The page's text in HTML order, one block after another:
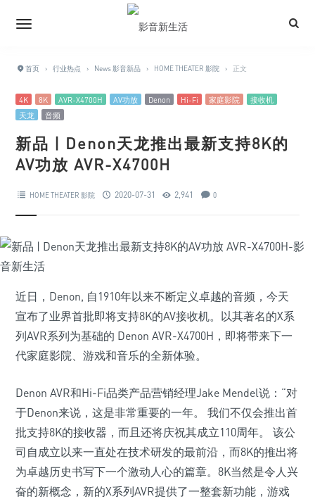
首页 › 行业热点 › News 影音新品 › HOME THEATER 影院 › 正文
4K 8K AVR-X4700H AV功放 Denon Hi-Fi 家庭影院
接收机
天龙
音频
新品 | Denon天龙推出最新支持8K的
AV功放 AVR-X4700H
HOME THEATER 影院 2020-07-31 2,941 0
近日，Denon, 自1910年以来不断定义卓越的音频，今天
宣布了业界首批即将支持8K的AV接收机。以其著名的X系
列AVR系列为基础的 Denon AVR-X4700H，即将带来下一
代家庭影院、游戏和音乐的全新体验。
Denon AVR和Hi-Fi品类产品营销经理Jake Mendel说：“对
于Denon来说，这是非常重要的一年。 我们不仅会推出首
批支持8K的接收器，而且还将庆祝其成立110周年。 该公
司自成立以来一直处在技术研发的最前沿，而8K的推出将
为卓越历史书写下一个激动人心的篇章。8K当然是令人兴
奋的新概念，新的X系列AVR提供了一整套新功能，游戏